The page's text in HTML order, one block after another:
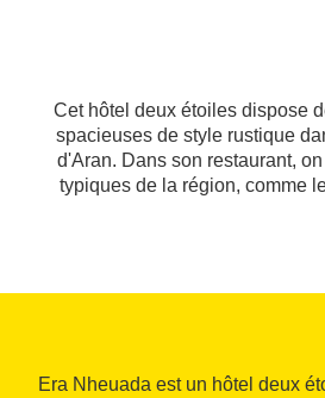
Cet hôtel deux étoiles dispose
spacieuses de style rustique
d'Aran. Dans son restaurant,
typiques de la région, comme
Era Nheuada est un hôtel deux